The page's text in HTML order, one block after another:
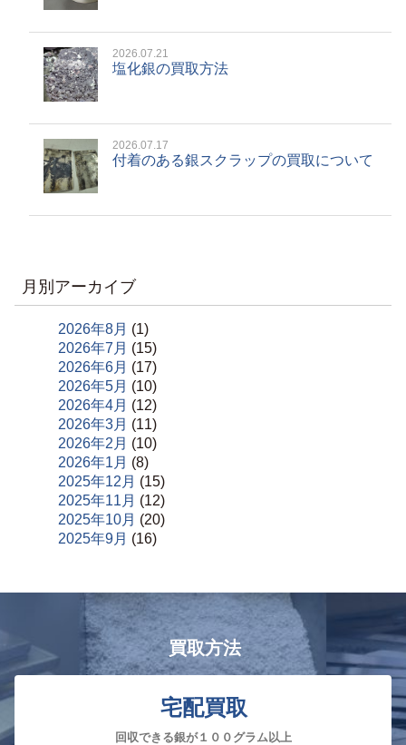
2026.07.21
塩化銀の買取方法
2026.07.17
付着のある銀スクラップの買取について
月別アーカイブ
2026年8月 (1)
2026年7月 (15)
2026年6月 (17)
2026年5月 (10)
2026年4月 (12)
2026年3月 (11)
2026年2月 (10)
2026年1月 (8)
2025年12月 (15)
2025年11月 (12)
2025年10月 (20)
2025年9月 (16)
買取方法
宅配買取
回収できる銀が１００グラム以上